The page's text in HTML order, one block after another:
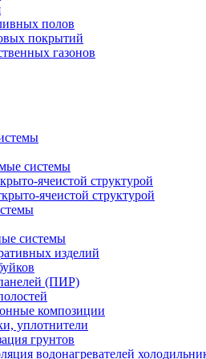
полов
покрытий
газонов
системы
ячеистой структурой
ячеистой структурой
системы
изделий
(ПИР)
композиции
уплотнители
грунтов
водонагревателей